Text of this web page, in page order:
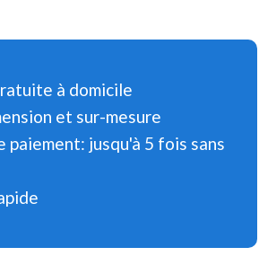
à domicile
et sur-mesure
paiement: jusqu'à 5 fois sans